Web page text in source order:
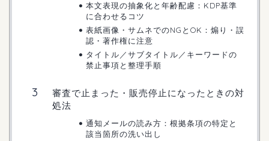
本文表現の抽象化と年齢配慮：KDP基準
に合わせるコツ
表紙画像・サムネでのNGとOK：煽り・誤
認・著作権に注意
タイトル／サブタイトル／キーワードの
禁止事項と整理手順
審査で止まった・販売停止になったときの対
処法
通知メールの読み方：根拠条項の特定と
該当箇所の洗い出し